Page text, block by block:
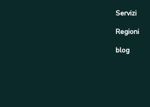
Servizi
Regioni
blog